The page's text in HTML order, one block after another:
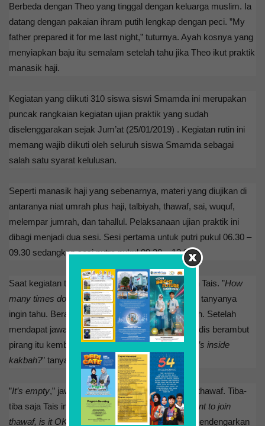
Berbeda dengan Theo yang tinggal dengan keluarga muslim. Ia
datang dengan pakaian ihram putih lengkap dengan peci. ”My
father prepared it for me last night,” tuturnya. Ayah kosnya yang
menyiapkan baju itu semalam setelah tahu jika Theo ikut praktik
manasik haji.
Kegiatan yang diikuti 310 siswa siswi Smamda ini merupakan
puncak rangkaian kegiatan ujian praktik yang sudah
diselenggarakan sejak Jum’at (25/01/2019) . Kegiatan rutin ini
memang wajib diikuti oleh seluruh siswa Smamda sebagai
salah satu syarat kelulusan.
Seperti manasik haji yang sebenarnya, materi yang diujikan di
antaranya niat umrah plus haji, talbiyah, thawaf, sai, wuquf,
melempar jumrah, dan tahallul. Pelaksanaan ujian praktik ini
dibagi menjadi dua sesi. Sesi pertama untuk putri pukul 06.30 –
09.30 sedangkan sesi putra pukul 09.30 – 12.30.
Saat kegiatan thawaf banyak hal yang ditanyakan Tais. ”How
many times do muslim walk around the kakbah
?” tanyanya
ingin tahu. Berapa kali muslim mengelilingi kakbah. Setelah
mendapat jawaban thawaf dilakukan tujuh kali, gadis berambut
pirang itu kembali bertanya apa isi kakbah. ”What’s inside
kakbah?” tanyanya.
”It’s empty,” jawab Sholichah, guru penilai materi thawaf. Tiba-
tiba saja Tais ingin mengikuti proses thawaf. ”I want to join
thawaf, is it OK
?” ucapnya. Tentu saja boleh. Ia mendengarkan